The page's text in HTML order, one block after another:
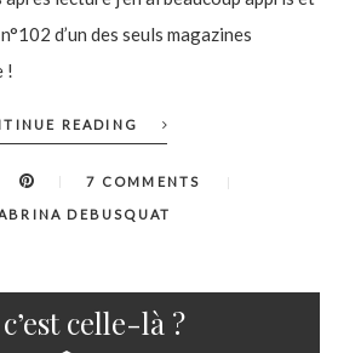
d’un des seuls magazines
!
READING
7 COMMENTS
DEBUSQUAT
celle-là ?